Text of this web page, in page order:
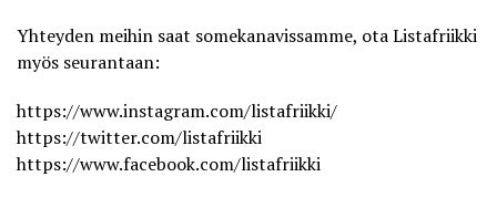
Yhteyden meihin saat somekanavissamme, otaListafriikki
myös seurantaan:
https://www.instagram.com/listafriikki/
https://twitter.com/listafriikki
https://www.facebook.com/listafriikki